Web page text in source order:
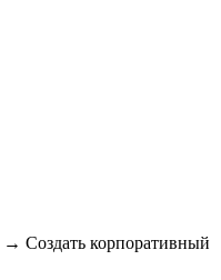
→ Создать корпоративный